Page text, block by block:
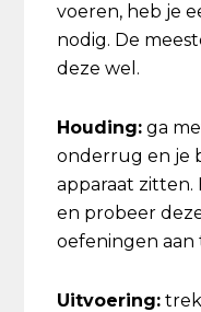
voeren, heb je
nodig. De
deze wel.
Houding: ga
onderrug en je
apparaat
en probeer
oefeningen aan
Uitvoering: